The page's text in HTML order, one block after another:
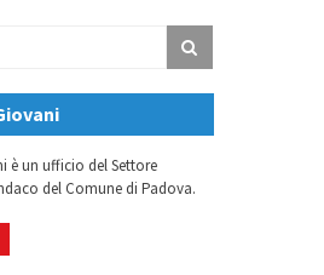
è un ufficio del Settore
del Comune di Padova.